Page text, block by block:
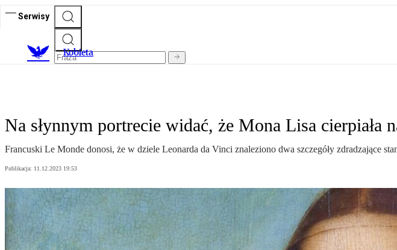
Serwisy
Kobieta
Na słynnym portrecie widać, że Mona Lisa cierpiała
Francuski Le Monde donosi, że w dziele Leonarda da Vinci znaleziono dwa szczegóły zdradzające
Publikacja: 11.12.2023 19:53